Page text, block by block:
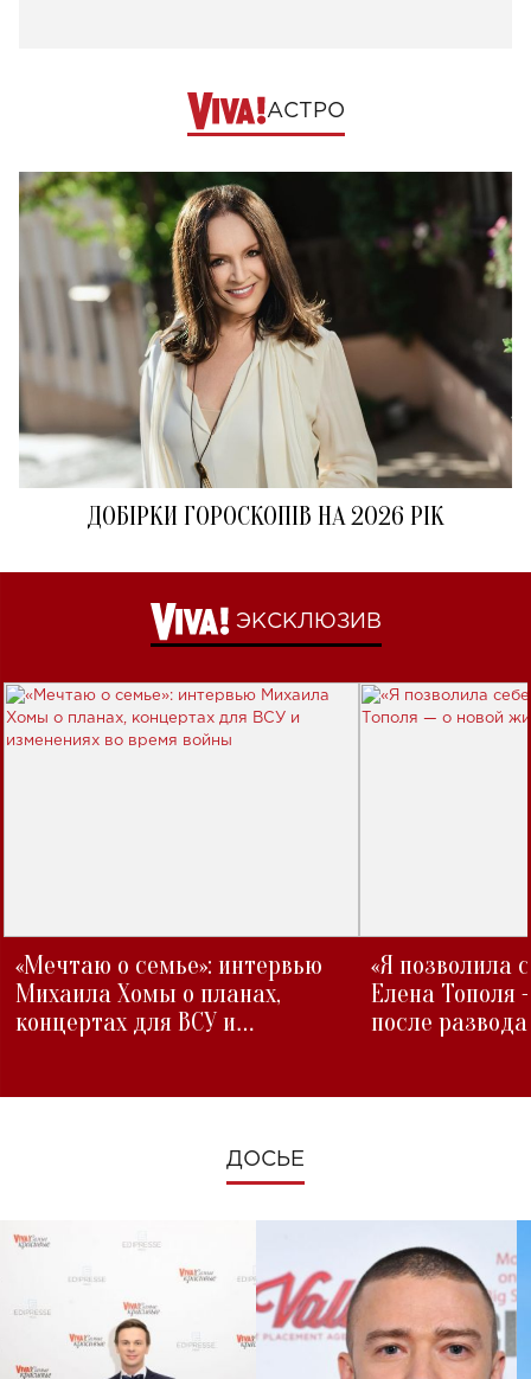
АСТРО
ДОБІРКИ ГОРОСКОПІВ НА 2026 РІК
ЭКСКЛЮЗИВ
«Мечтаю о семье»: интервью
Михаила Хомы о планах,
концертах для ВСУ и
«Я позволила
Елена Тополя
после развода
ДОСЬЕ